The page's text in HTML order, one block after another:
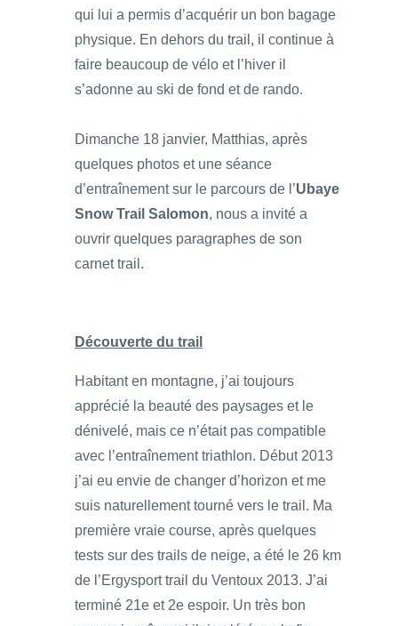
qui lui a permis d’acquérir un bon bagage
physique. En dehors du trail, il continue à
faire beaucoup de vélo et l’hiver il
s’adonne au ski de fond et de rando.
Dimanche 18 janvier, Matthias, après
quelques photos et une séance
d’entraînement sur le parcours de l’Ubaye
Snow Trail Salomon, nous a invité a
ouvrir quelques paragraphes de son
carnet trail.
Découverte du trail
Habitant en montagne, j’ai toujours
apprécié la beauté des paysages et le
dénivelé, mais ce n’était pas compatible
avec l’entraînement triathlon. Début 2013
j’ai eu envie de changer d’horizon et me
suis naturellement tourné vers le trail. Ma
première vraie course, après quelques
tests sur des trails de neige, a été le 26 km
de l’Ergysport trail du Ventoux 2013. J’ai
terminé 21e et 2e espoir. Un très bon